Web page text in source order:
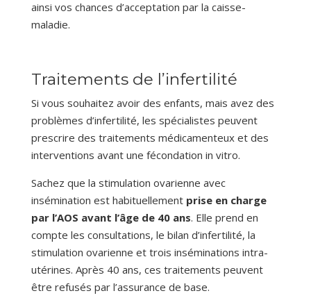
ainsi vos chances d’acceptation par la caisse-
maladie.
Traitements de l’infertilité
Si vous souhaitez avoir des enfants, mais avez des
problèmes d’infertilité, les spécialistes peuvent
prescrire des traitements médicamenteux et des
interventions avant une fécondation in vitro.
Sachez que la stimulation ovarienne avec
insémination est habituellement prise en charge
par l’AOS avant l’âge de 40 ans. Elle prend en
compte les consultations, le bilan d’infertilité, la
stimulation ovarienne et trois inséminations intra-
utérines. Après 40 ans, ces traitements peuvent
être refusés par l’assurance de base.